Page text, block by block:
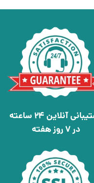
پشتیبانی آنلاین 24 ساعته
در 7 روز هفته